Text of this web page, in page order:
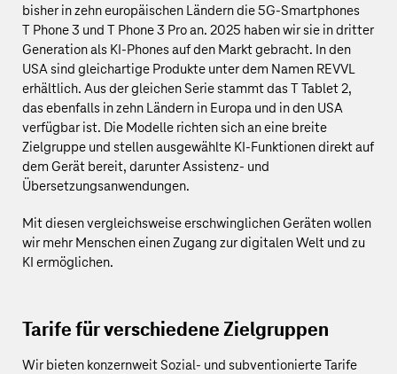
bisher in zehn europäischen Ländern die 5G-Smartphones
T Phone 3 und T Phone 3 Pro an. 2025 haben wir sie in dritter
Generation als KI‑Phones auf den Markt gebracht. In den
USA sind gleichartige Produkte unter dem Namen REVVL
erhältlich. Aus der gleichen Serie stammt das T Tablet 2,
das ebenfalls in zehn Ländern in Europa und in den USA
verfügbar ist. Die Modelle richten sich an eine breite
Zielgruppe und stellen ausgewählte KI‑Funktionen direkt auf
dem Gerät bereit, darunter Assistenz‑ und
Übersetzungsanwendungen.
Mit diesen vergleichsweise erschwinglichen Geräten wollen
wir mehr Menschen einen Zugang zur digitalen Welt und zu
KI ermöglichen.
Tarife für verschiedene Zielgruppen
Wir bieten konzernweit Sozial- und subventionierte Tarife